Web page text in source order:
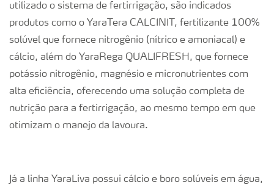
utilizado o sistema de fertirrigação, são indicados
produtos como o YaraTera CALCINIT, fertilizante 100%
solúvel que fornece nitrogênio (nítrico e amoniacal) e
cálcio, além do YaraRega QUALIFRESH, que fornece
potássio nitrogênio, magnésio e micronutrientes com
alta eficiência, oferecendo uma solução completa de
nutrição para a fertirrigação, ao mesmo tempo em que
otimizam o manejo da lavoura.
Já a linha YaraLiva possui cálcio e boro solúveis em água,